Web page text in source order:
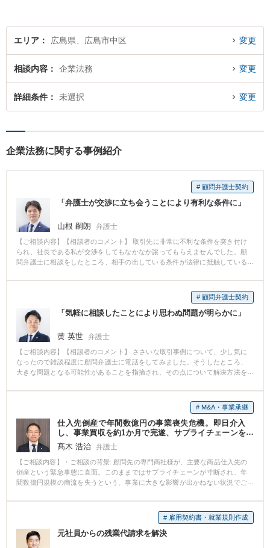
エリア 広島県、広島市中区 変更
相談内容 企業法務 変更
詳細条件 未選択 変更
企業法務に関する事例紹介
# 顧問弁護士契約
「弁護士が交渉に立ち会うことにより有利な条件に」
山根 嗣朗 弁護士
【ご相談内容】【相談者のコメント】 取引先に非常に不利な条件を突き付け
られ、社長である私が交渉をしてもなかなか譲ってもらえませんでした。顧
問弁護士に相談をしたところ、相手の出している条件が法律に抵触している
た。そうしたところ、後日、取引先から大幅に譲歩した案が出され、無事取
引を行うことができました。 【弁護士のコメント】 会社経営をしていると、
しばしば不利な条件を提示されることがあります。 取引先との交渉は条件も
さることながらスピードが重視されることがあります。 顧問契約をすること
により、社長と取引先に同行し交渉を行わせていただきます。
# 顧問弁護士契約
「気軽に相談したことにより思わぬ問題が明らかに」
黄 英世 弁護士
【ご相談内容】【相談者のコメント】 ささいな取引事例について、少し気に
なったので雑談程度に顧問弁護士に電話をしてみました。そうしたところ、
大きな問題となる可能性があることを指摘され、その点について解決方法を
た。 【弁護士のコメント】 普段何気なく交わす取引書類にも、遠回しな言い
方で会社の不利益になる文章が入っている場合などがあります。 未然にリス
クヘッジするためにもすぐに相談できる弁護士の存在は大きいと思います。
# M&A・事業承継
仕入先倒産で年間数億円の事業喪失危機。即日介入
し、事業買収を約1か月で完遂、サプライチェーンを
死守した専門商社の事例
髙木 浩治 弁護士
【ご相談内容】・ご相談の背景: 顧問先の専門商社様が、主要な商品仕入先の
倒産という緊急事態に直面。このままではサプライチェーンが寸断され、年
間数億円規模の商流を失うという、事業に大きな影響が出かねない状況でご
業継続のための最善策として仕入先工場の買収を決断。 即座に破産管財人と
接触し、買収の意思を伝達しました。工場内の設備等にリース物件といった
他人所有物がないかデューデリジェンスを実施した上で、不動産と動産の一
括購入を進めました。 並行して、破産管財人を通じて裁判所の許可を得て事
業を継続。これにより商品の納入を続け商流を維持するとともに、倒産で一
# 雇用契約書・就業規則作成
元社員からの残業代請求を解決